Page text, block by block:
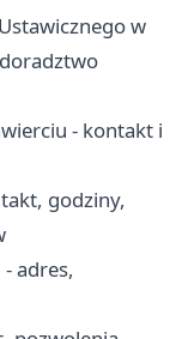
w
- kontakt i
godziny,
adres,